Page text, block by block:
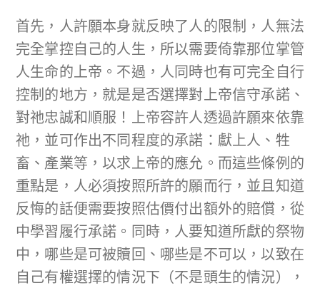
首先，人許願本身就反映了人的限制，人無法
完全掌控自己的人生，所以需要倚靠那位掌管
人生命的上帝。不過，人同時也有可完全自行
控制的地方，就是是否選擇對上帝信守承諾、
對祂忠誠和順服！上帝容許人透過許願來依靠
祂，並可作出不同程度的承諾：獻上人、牲
畜、產業等，以求上帝的應允。而這些條例的
重點是，人必須按照所許的願而行，並且知道
反悔的話便需要按照估價付出額外的賠償，從
中學習履行承諾。同時，人要知道所獻的祭物
中，哪些是可被贖回、哪些是不可以，以致在
自己有權選擇的情況下（不是頭生的情況），